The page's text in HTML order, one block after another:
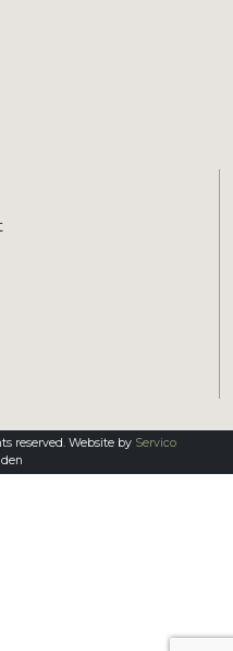
reserved. Website by Servico